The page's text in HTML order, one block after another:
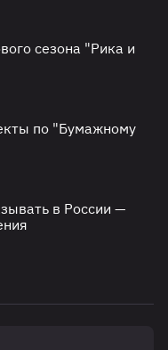
сезона "Рика и
по "Бумажному
в России —